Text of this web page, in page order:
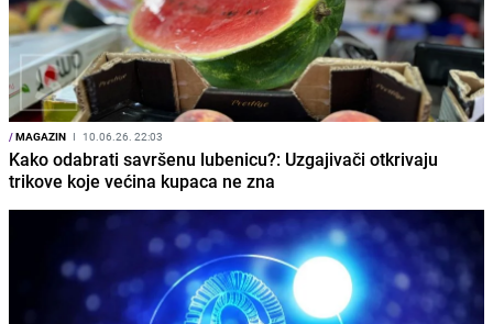
/MAGAZIN I 10.06.26. 22:03
Kako odabrati savršenu lubenicu?: Uzgajivači otkrivaju
trikove koje većina kupaca ne zna